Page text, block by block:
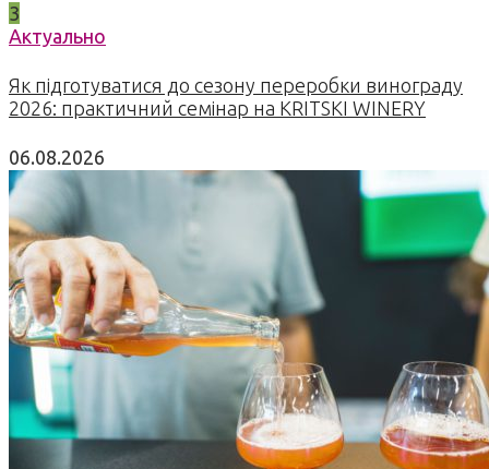
3
Актуально
Як підготуватися до сезону переробки винограду
2026: практичний семінар на KRITSKI WINERY
06.08.2026